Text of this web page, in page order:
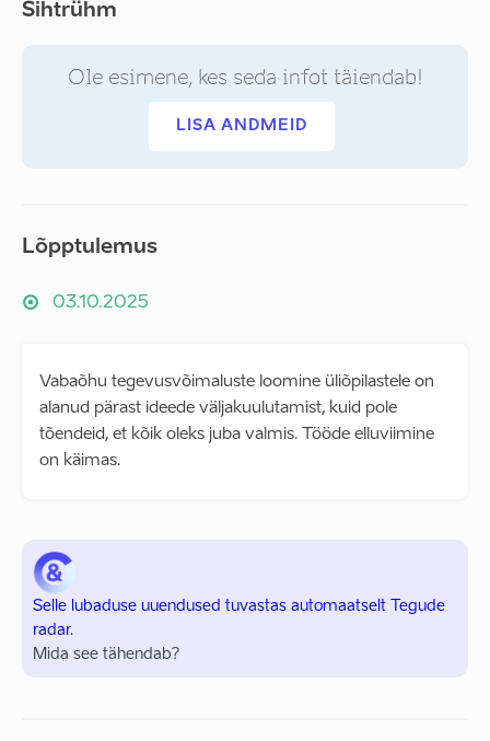
Sihtrühm
Ole esimene, kes seda infot täiendab!
LISA ANDMEID
Lõpptulemus
03.10.2025
Vabaõhu tegevusvõimaluste loomine üliõpilastele on
alanud pärast ideede väljakuulutamist, kuid pole
tõendeid, et kõik oleks juba valmis. Tööde elluviimine
on käimas.
Selle lubaduse uuendused tuvastas automaatselt Tegude
radar.
Mida see tähendab?